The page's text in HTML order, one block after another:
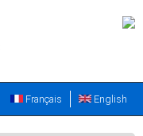
English
Français